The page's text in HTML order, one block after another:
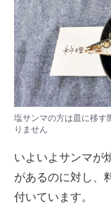
塩サンマの方は皿に移す
りません
いよいよサンマが
があるのに対し、
付いています。